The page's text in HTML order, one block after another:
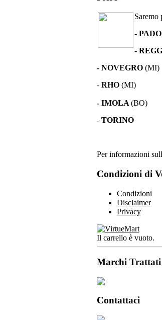
Saremo
-
-
- NOVEGRO(MI)
-RHO (MI)
- IMOLA (BO)
- TORINO
Per informazioni
Condizioni di
Condizioni
Disclaimer
Privacy
Il carrello è vuoto.
Marchi Trattati
Contattaci